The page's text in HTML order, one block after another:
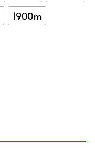
1900m